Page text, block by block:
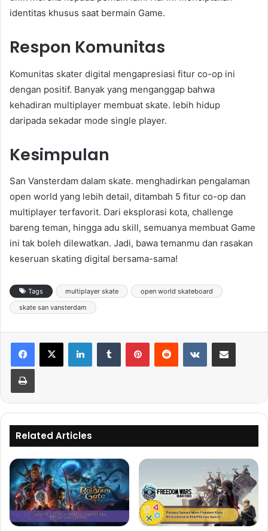
identitas khusus saat bermain Game.
Respon Komunitas
Komunitas skater digital mengapresiasi fitur co-op ini
dengan positif. Banyak yang menganggap bahwa
kehadiran multiplayer membuat skate. lebih hidup
daripada sekadar mode single player.
Kesimpulan
San Vansterdam dalam skate. menghadirkan pengalaman
open world yang lebih detail, ditambah 5 fitur co-op dan
multiplayer terfavorit. Dari eksplorasi kota, challenge
bareng teman, hingga adu skill, semuanya membuat Game
ini tak boleh dilewatkan. Jadi, bawa temanmu dan rasakan
keseruan skating digital bersama-sama!
Tags multiplayer skate
open world skateboard
skate san vansterdam
Related Articles